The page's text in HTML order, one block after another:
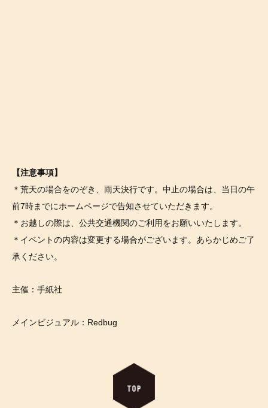
【注意事項】
＊荒天の場合をのぞき、雨天決行です。中止の場合は、当日の午
前7時までにホームページで告知させていただきます。
＊お越しの際は、公共交通機関のご利用をお願いいたします。
＊イベントの内容は変更する場合がございます。あらかじめご了
承ください。
主催：手紙社
メインビジュアル：Redbug